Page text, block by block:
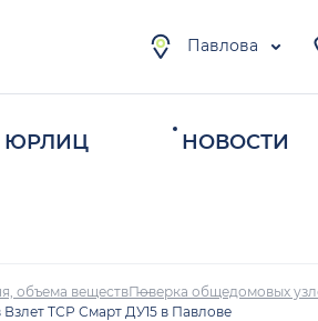
Павлова
ЮРЛИЦ НОВОСТИ
объема веществПоверка общедомовых
Взлет ТСР Смарт ДУ15 в Павлове